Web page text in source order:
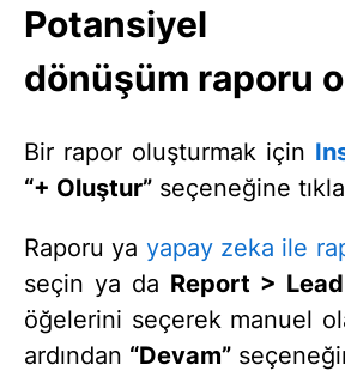
Potansiyel
dönüşüm raporu
Bir rapor oluşturmak için
“+ Oluştur” seçeneğine
Raporu ya yapay zeka ile
seçin ya da Report >
öğelerini seçerek manuel
ardından “Devam”